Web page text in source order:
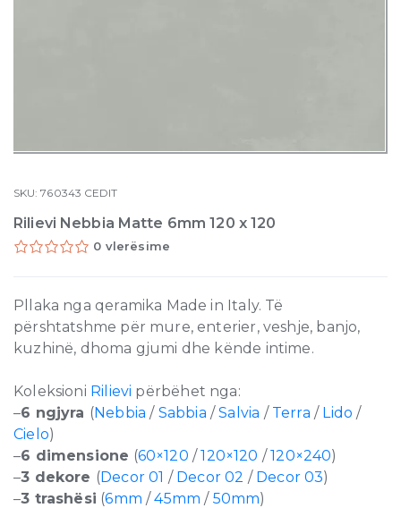
SKU:760343 CEDIT
Rilievi Nebbia Matte 6mm 120 x 120
0 vlerësime
Pllaka nga qeramika Made in Italy. Të
përshtatshme për mure, enterier, veshje, banjo,
kuzhinë, dhoma gjumi dhe kënde intime.
Koleksioni Rilievi përbëhet nga:
–6 ngjyra (Nebbia / Sabbia /Salvia / Terra / Lido /
Cielo)
–6 dimensione (60×120 /120×120 /120×240)
–3 dekore (Decor 01 / Decor 02 / Decor 03)
–3 trashësi (6mm /45mm / 50mm)